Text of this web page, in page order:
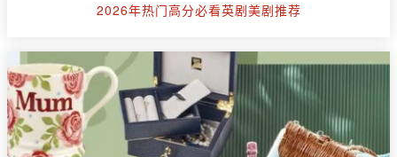
2026年热门高分必看英剧美剧推荐